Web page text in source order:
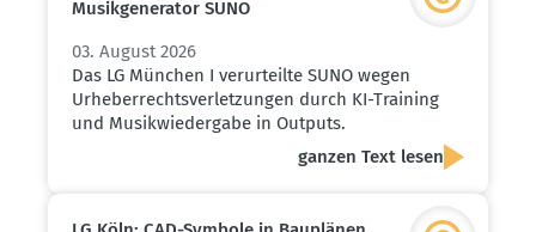
Musik­ge­ne­rator SUNO
03. August 2026
Das LG München I verurteilte SUNO wegen
Urheberrechtsverletzungen durch KI-Training
und Musikwiedergabe in Outputs.
ganzen Text lesen